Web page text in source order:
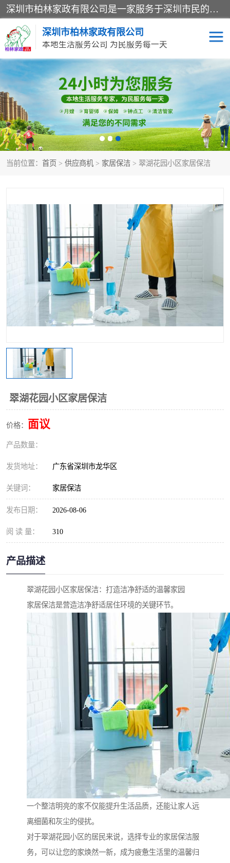
深圳市柏林家政有限公司是一家服务于深圳市民的专业家政公司。致力于为客户提供高质量、多维度的家庭服务，包括养老、母婴、月嫂育婴早教、康复理疗、家电清洗和保洁等方面的专业服务。
深圳市柏林家政有限公司
本地生活服务公司 为民服务每一天
当前位置： 首页 > 供应商机 > 家居保洁 > 翠湖花园小区家居保洁
翠湖花园小区家居保洁
价格： 面议
产品数量：
发货地址： 广东省深圳市龙华区
关键词： 家居保洁
发布日期： 2026-08-06
阅 读 量： 310
产品描述
翠湖花园小区家居保洁：打造洁净舒适的温馨家园
家居保洁是营造洁净舒适居住环境的关键环节。
一个整洁明亮的家不仅能提升生活品质，还能让家人远
离细菌和灰尘的侵扰。
对于翠湖花园小区的居民来说，选择专业的家居保洁服
务，可以让您的家焕然一新，成为疲惫生活里的温馨归
家居保洁 护工月嫂
家庭保姆 家政服务